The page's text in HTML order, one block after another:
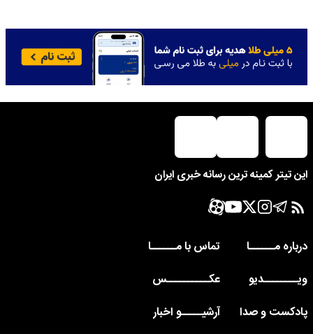
این تیتر کمینه ترین رسانه خبری ایران
درباره مــــــا
تماس با مــــــا
ویــــــــدیو
عکــــــــــس
پادکست و صدا
آرشیـــــو اخبار